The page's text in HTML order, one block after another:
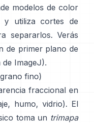
modelos de color
y utiliza cortes de
separarlos. Verás
de primer plano de
de ImageJ).
fino)
fraccional en
humo, vidrio). El
toma un trimapa